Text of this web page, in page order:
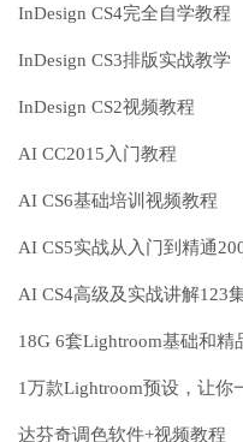
InDesign CS4完全自学教程
InDesign CS3排版实战教学
InDesign CS2视频教程
AI CC2015入门教程
AI CS6基础培训视频教程
AI CS5实战从入门到精通
AI CS4高级及实战讲解123
18G 6套Lightroom基础和精
1万款Lightroom预设，让你
达芬奇调色软件+视频教程